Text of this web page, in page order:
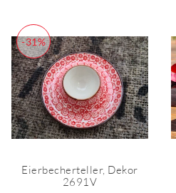
-31%
Eierbecherteller, Dekor
2691V